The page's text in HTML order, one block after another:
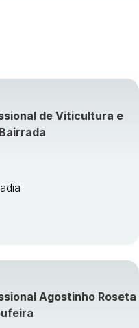
de Viticultura e
Agostinho Roseta